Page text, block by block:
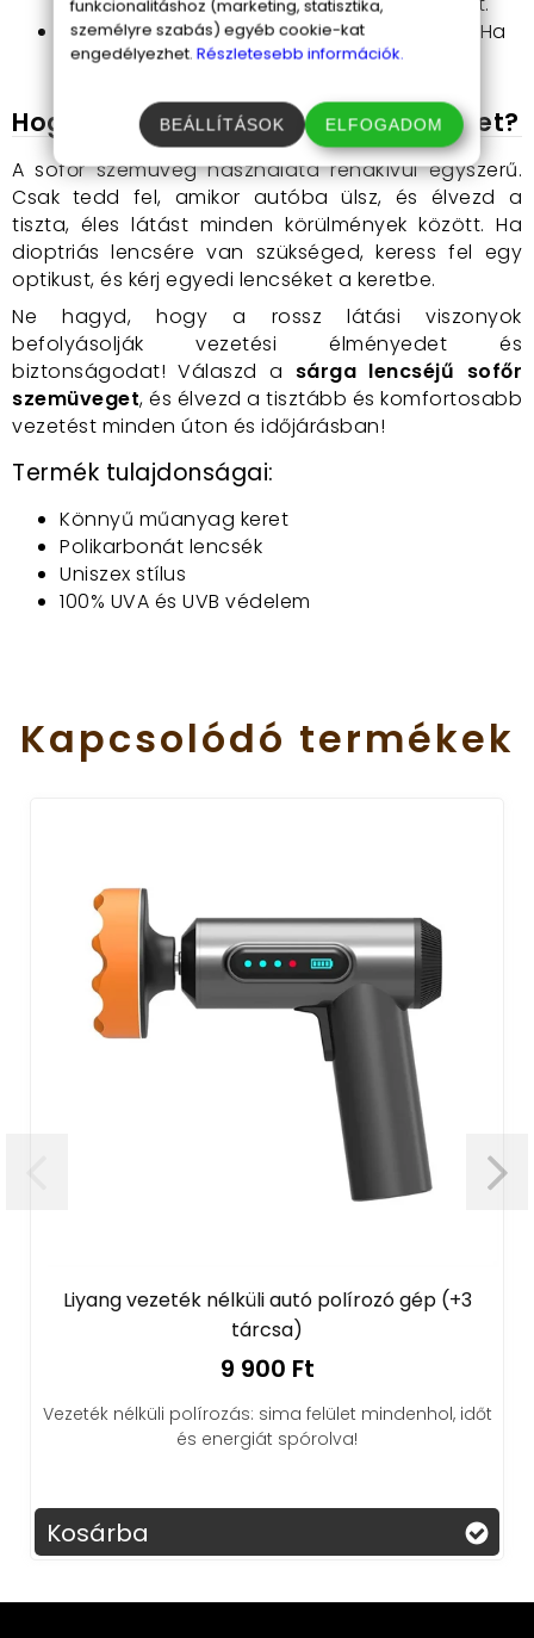
Dioptriás szemüvegként is használható:
Ha
szükséges, dioptriás lencsékkel is elérhető.
Hogyan használd a sofőr szemüveget?
A sofőr szemüveg használata rendkívül egyszerű.
Csak tedd fel, amikor autóba ülsz, és élvezd a
tiszta, éles látást minden körülmények között. Ha
dioptriás lencsére van szükséged, keress fel egy
optikust, és kérj egyedi lencséket a keretbe.
Ne hagyd, hogy a rossz látási viszonyok
befolyásolják vezetési élményedet és
biztonságodat! Válaszd a sárga lencséjű sofőr
szemüveget, és élvezd a tisztább és komfortosabb
vezetést minden úton és időjárásban!
Termék tulajdonságai:
Könnyű műanyag keret
Polikarbonát lencsék
Uniszex stílus
100% UVA és UVB védelem
Kapcsolódó termékek
vezeték nélküli autó polírozó gép (+3
9 900 Ft
nélküli polírozás: sima felület mindenhol, időt
és energiát spórolva!
funkcionalitáshoz (marketing, statisztika,
személyre szabás) egyéb cookie-kat
engedélyezhet. Részletesebb információk.
BEÁLLÍTÁSOK ELFOGADOM